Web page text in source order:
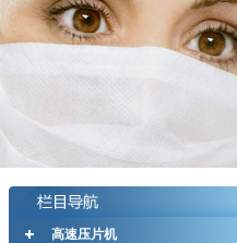
高速压片机